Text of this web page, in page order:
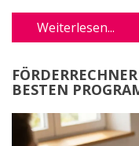
Weiterlesen...
BESTEN